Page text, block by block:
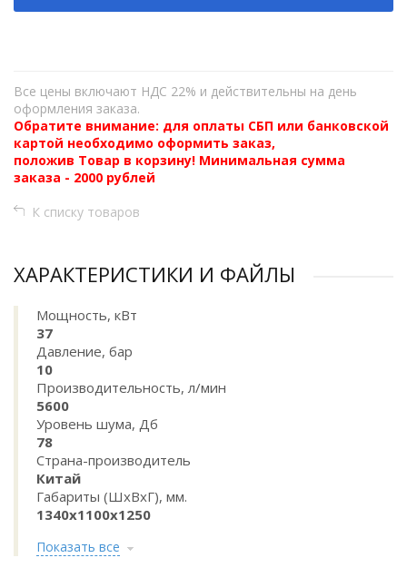
Все цены включают НДС 22% и действительны на день
оформления заказа.
Обратите внимание: для оплаты СБП или банковской
картой необходимо оформить заказ,
положив Товар в корзину! Минимальная сумма
заказа - 2000 рублей
К списку товаров
ХАРАКТЕРИСТИКИ И ФАЙЛЫ
Мощность, кВт
37
Давление, бар
10
Производительность, л/мин
5600
Уровень шума, Дб
78
Страна-производитель
Китай
Габариты (ШхВхГ), мм.
1340х1100х1250
Показать все